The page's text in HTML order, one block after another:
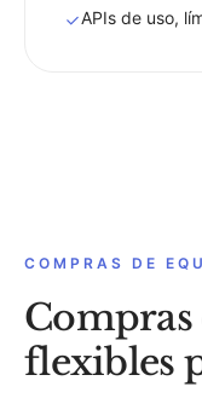
APIs de uso,
COMPRAS DE
flexibles